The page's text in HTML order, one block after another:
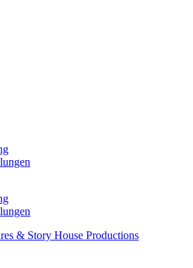
& Story House Productions